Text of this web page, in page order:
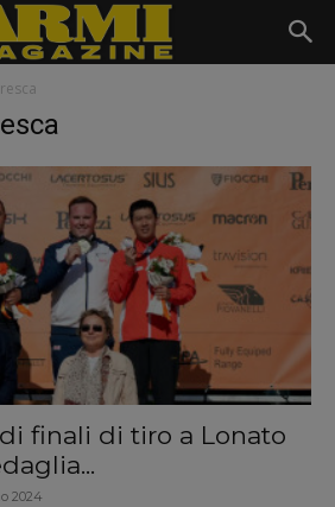
finali di tiro a Lonato
2024